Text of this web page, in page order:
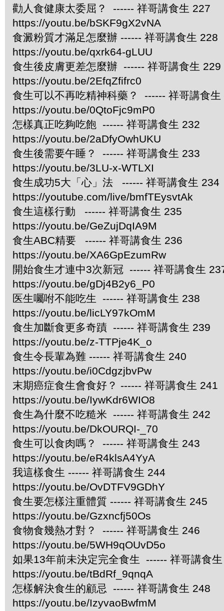
勸人食健康太委屈？ ------ 祥哥講食生 227
https://youtu.be/bSKF9gX2vNA
食澱粉質才滿足怎麼辦 ------ 祥哥講食生 228
https://youtu.be/qxrk64-gLUU
食生後皮膚更差怎麼辦 ------ 祥哥講食生 229
https://youtu.be/2EfqZfifrc0
食生可以不再吃精神科藥？ ------ 祥哥講食生
https://youtu.be/0QtoFjc9mP0
怎樣真正吃夠吃飽 ------ 祥哥講食生 232
https://youtu.be/2aDfyOwhUKU
食生後需要午睡？ ------ 祥哥講食生 233
https://youtu.be/3LU-x-WTLXI
食生成功5大「心」法 ------ 祥哥講食生 234
https://youtube.com/live/bmfTEysvtAk
食生這樣行動 ------ 祥哥講食生 235
https://youtu.be/GeZujDqIA9M
食生ABC精要 ------ 祥哥講食生 236
https://youtu.be/XA6GpEzumRw
開始食生才連中3次新冠 ------ 祥哥講食生
https://youtu.be/gDj4B2y6_P0
医生囑咐不能吃生 ------ 祥哥講食生 238
https://youtu.be/licLY97kOmM
食生加斷食更多奇蹟 ------ 祥哥講食生 239
https://youtu.be/z-TTPje4K_o
食生令長輩為難 ------ 祥哥講食生 240
https://youtu.be/i0CdgzjbvPw
末期癌症食生會食好？ ------ 祥哥講食生 241
https://youtu.be/IywKdr6WIO8
食生為什麼不吃糙米 ------ 祥哥講食生 242
https://youtu.be/DkOURQI-_70
食生可以食肉嗎？ ------ 祥哥講食生 243
https://youtu.be/eR4klsA4YyA
我這樣食生 ------ 祥哥講食生 244
https://youtu.be/OvDTFV9GDhY
食生要怎樣注重體質 ------ 祥哥講食生 245
https://youtu.be/Gzxncfj50Os
食物食幾熱才對？ ------ 祥哥講食生 246
https://youtu.be/5WH9qOUvD5o
如果13年前未決定完全食生 ------ 祥哥講食
https://youtu.be/tBdRf_9qnqA
怎樣解決食生的顧忌 ------ 祥哥講食生 248
https://youtu.be/IzyvaoBwfmM